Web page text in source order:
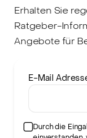
Erhalten Sie
Ratgeber-
Angebote für
E-Mail
Durch die